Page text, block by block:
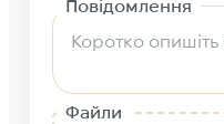
Повідомлення
Файли